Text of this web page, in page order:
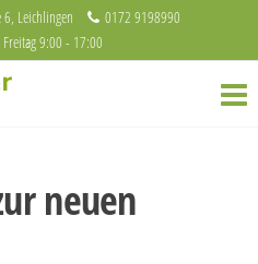
6, Leichlingen
0172 9198990
9:00 - 17:00
neuen